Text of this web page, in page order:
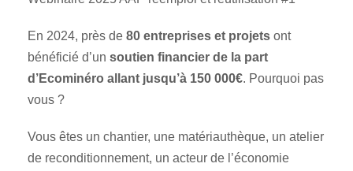
En 2024, près de 80 entreprises et projets ont
bénéficié d’un soutien financier de la part
d’Ecominéro allant jusqu’à 150 000€. Pourquoi pas
vous ?
Vous êtes un chantier, une matériauthèque, un atelier
de reconditionnement, un acteur de l’économie